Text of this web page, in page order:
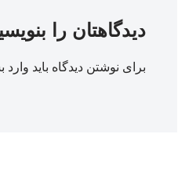
دیدگاهتان را
برای نوشتن دیدگاه باید وارد